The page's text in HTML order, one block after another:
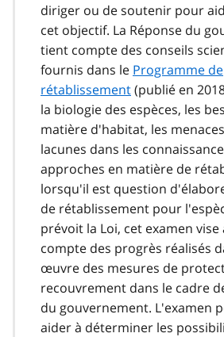
diriger ou de soutenir pour
cet objectif. La Réponse du
tient compte des conseils
fournis dans le Programme de
rétablissement(publié en
la biologie des espèces, les
matière d'habitat, les
lacunes dans les
approches en matière de
lorsqu'il est question
de rétablissement pour
prévoit la Loi, cet examen
compte des progrès réalisés
œuvre des mesures de
recouvrement dans le cadre
du gouvernement. L'examen
aider à déterminer les